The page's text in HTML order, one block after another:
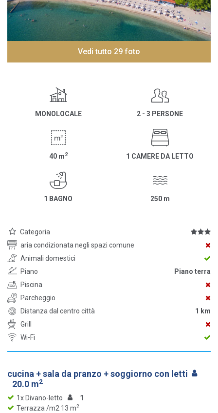
Vedi tutto 29 foto
MONOLOCALE 2 - 3 PERSONE
40 m2 1 CAMERE DA LETTO
1 BAGNO 250 m
Categoria
aria condizionata negli spazi comune
Animali domestici
Piano
Piano terra
Piscina
Parcheggio
Distanza dal centro città
1 km
Grill
Wi-Fi
cucina + sala da pranzo + soggiorno con letti
20.0 m2
1x Divano-letto
1
Terrazza /m2 13 m2